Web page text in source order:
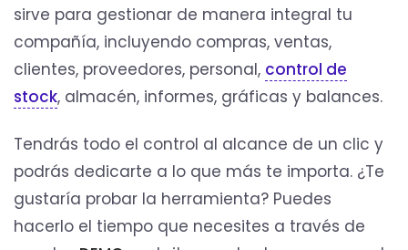
sirve para gestionar de manera integral tu
compañía, incluyendo compras, ventas,
clientes, proveedores, personal, control de
stock, almacén, informes, gráficas y balances.
Tendrás todo el control al alcance de un clic y
podrás dedicarte a lo que más te importa. ¿Te
gustaría probar la herramienta? Puedes
hacerlo el tiempo que necesites a través de